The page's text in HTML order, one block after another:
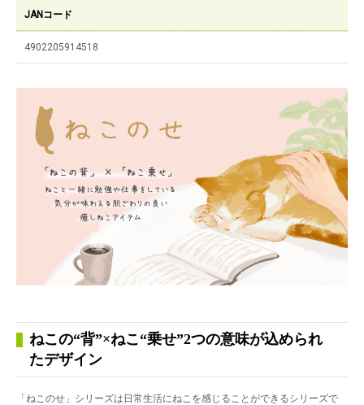
JANコード
4902205914518
ねこの“背”×ねこ“乗せ”2つの意味が込められ
たデザイン
「ねこのせ」シリーズは日常生活にねこを感じることができるシリーズで